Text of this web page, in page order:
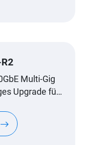
Multi-Gig
Upgrade für